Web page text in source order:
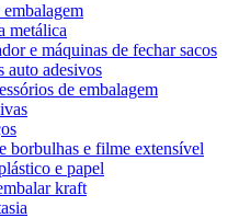
metálica
e máquinas de fechar sacos
auto adesivos
de embalagem
borbulhas e filme extensível
e papel
kraft